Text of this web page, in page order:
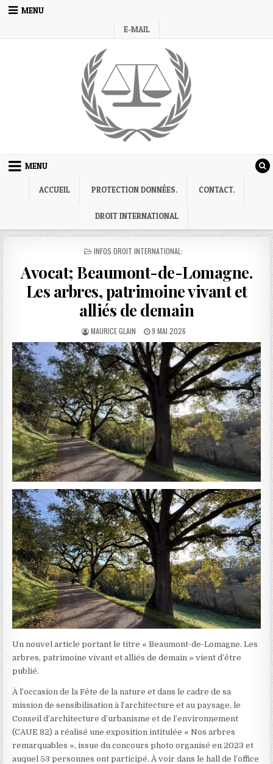
Skip
MENU
E-MAIL
MENU
ACCUEIL PROTECTION DONNÉES. CONTACT.
DROIT INTERNATIONAL
POSTED
INFOS DROIT INTERNATIONAL:
Avocat; Beaumont-de-Lomagne.
Les arbres, patrimoine vivant et
alliés de demain
AUTHOR:
MAURICE GLAIN
PUBLISHED
DATE:
9 MAI 2026
Un nouvel article portant le titre « Beaumont-de-Lomagne. Les
arbres, patrimoine vivant et alliés de demain » vient d’être
publié.
À l’occasion de la Fête de la nature et dans le cadre de sa
mission de sensibilisation à l’architecture et au paysage, le
Conseil d’architecture d’urbanisme et de l’environnement
(CAUE 82) a réalisé une exposition intitulée « Nos arbres
remarquables », issue du concours photo organisé en 2023 et
auquel 53 personnes ont participé. À voir dans le hall de l’office